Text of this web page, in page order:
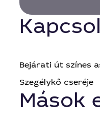
Bejárati út színes
Szegélykő cseréje
Mások